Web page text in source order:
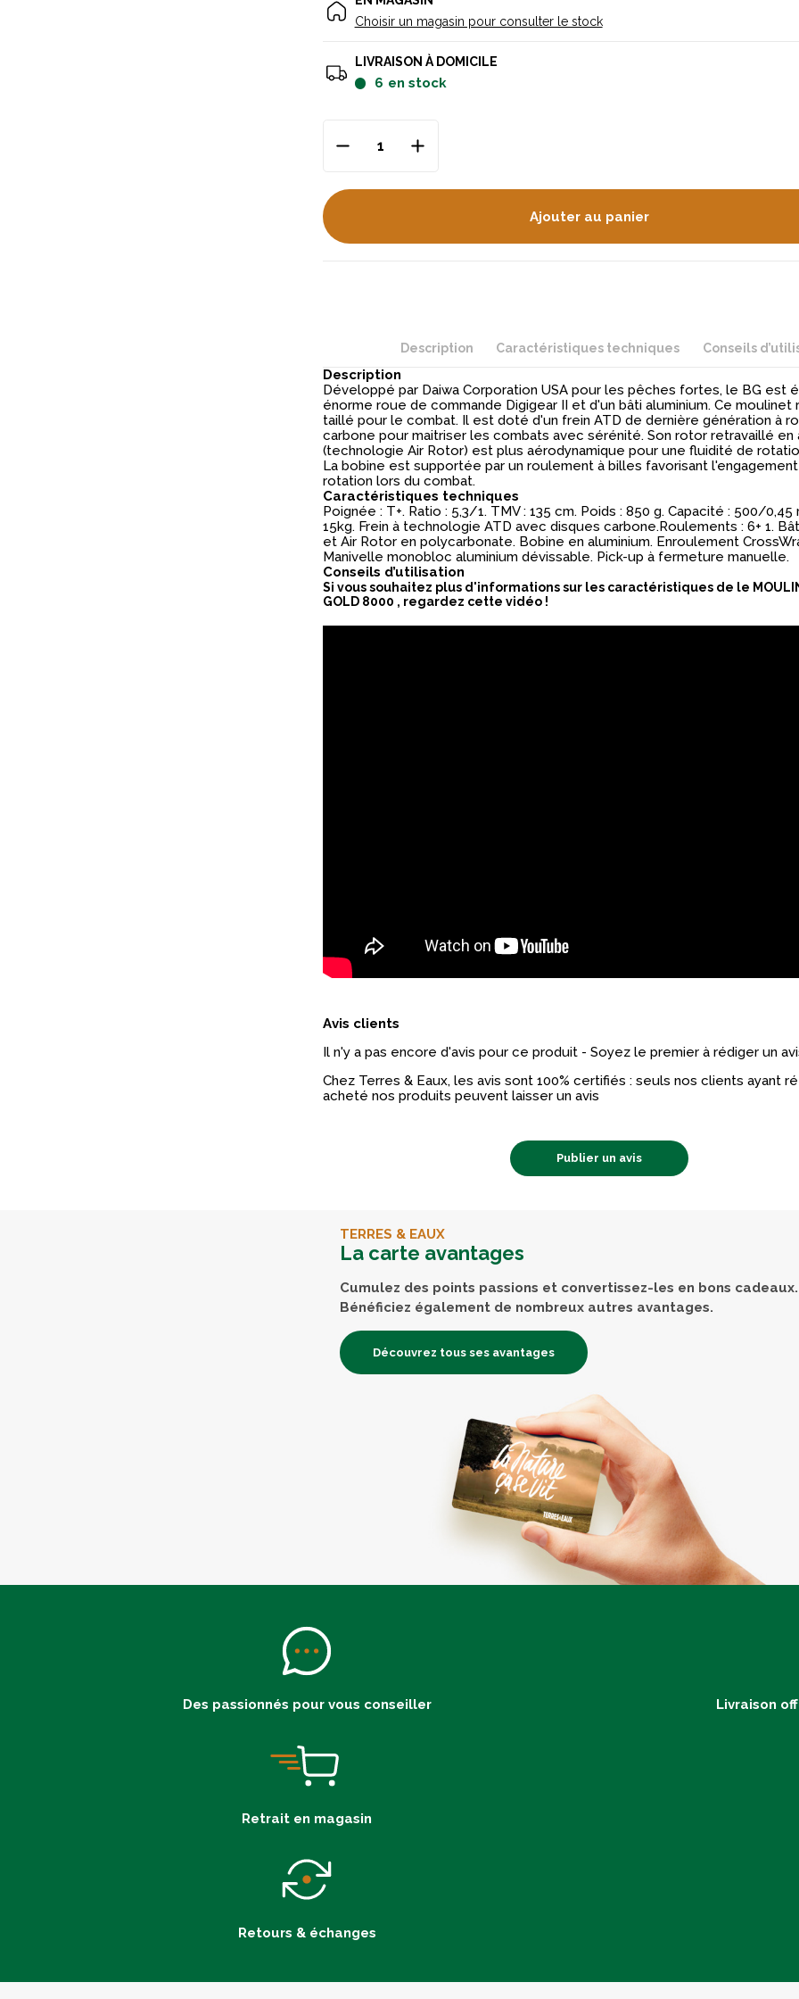
Choisir un magasin pour consulter le stock
LIVRAISON À DOMICILE
6 en stock
Ajouter au panier
Description Caractéristiques techniques Conseils
Description
Développé par Daiwa Corporation USA pour les pêches fortes, le BG est
énorme roue de commande Digigear II et d'un bâti aluminium. Ce
taillé pour le combat. Il est doté d'un frein ATD de dernière génération à
carbone pour maitriser les combats avec sérénité. Son rotor retravaillé en
(technologie Air Rotor) est plus aérodynamique pour une fluidité de
La bobine est supportée par un roulement à billes favorisant
rotation lors du combat.
Caractéristiques techniques
Poignée : T+. Ratio : 5,3/1. TMV : 135 cm. Poids : 850 g. Capacité : 500/0,45
15kg. Frein à technologie ATD avec disques carbone.Roulements : 6+ 1.
et Air Rotor en polycarbonate. Bobine en aluminium. Enroulement
Manivelle monobloc aluminium dévissable. Pick-up à fermeture manuelle.
Conseils d’utilisation
Si vous souhaitez plus d'informations sur les caractéristiques de le
GOLD 8000 , regardez cette vidéo !
Avis clients
Il n'y a pas encore d'avis pour ce produit - Soyez le premier à rédiger un
Chez Terres & Eaux, les avis sont 100% certifiés : seuls nos clients ayant
acheté nos produits peuvent laisser un avis
Publier un avis
TERRES & EAUX
La carte avantages
Cumulez des points passions et convertissez-les en bons cadeaux.
Bénéficiez également de nombreux autres avantages.
Découvrez tous ses avantages
Des passionnés pour vous conseiller Livraison
Retrait en magasin
Retours & échanges